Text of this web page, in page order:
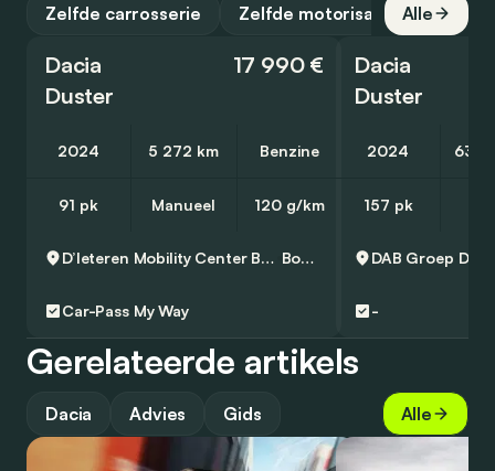
Zelfde carrosserie Zelfde motorisatie Alle
Dacia
Duster
17 990 €
2024 5 272 km Benzine
91 pk Manueel 120 g/km
D’Ieteren Mobility Center Boortmeerbeek - Volkswagen & Commercial Vehicles Boortmeerbeek
Car-Pass My Way
Dacia
Duster
2024 63
157 pk
DAB Groep
-
Gerelateerde artikels
Dacia Advies Gids Alle